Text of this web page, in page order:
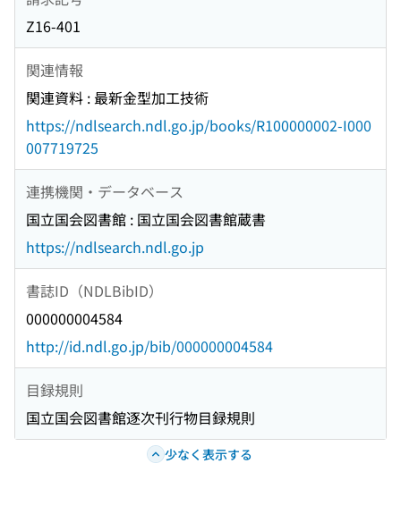
Z16-401
関連情報
関連資料 : 最新金型加工技術
https://ndlsearch.ndl.go.jp/books/R100000002-I000
007719725
連携機関・データベース
国立国会図書館 : 国立国会図書館蔵書
https://ndlsearch.ndl.go.jp
書誌ID（NDLBibID）
000000004584
http://id.ndl.go.jp/bib/000000004584
目録規則
国立国会図書館逐次刊行物目録規則
少なく表示する